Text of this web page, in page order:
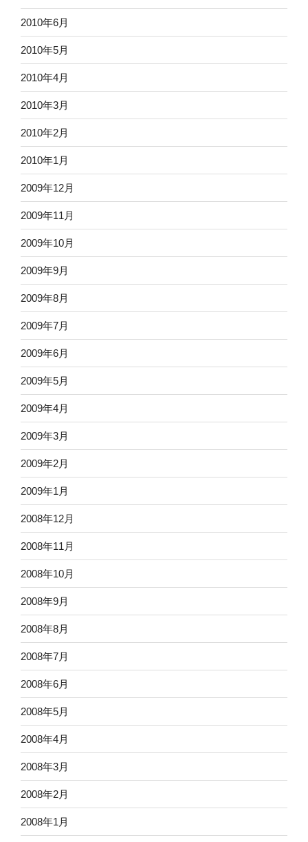
2010年6月
2010年5月
2010年4月
2010年3月
2010年2月
2010年1月
2009年12月
2009年11月
2009年10月
2009年9月
2009年8月
2009年7月
2009年6月
2009年5月
2009年4月
2009年3月
2009年2月
2009年1月
2008年12月
2008年11月
2008年10月
2008年9月
2008年8月
2008年7月
2008年6月
2008年5月
2008年4月
2008年3月
2008年2月
2008年1月